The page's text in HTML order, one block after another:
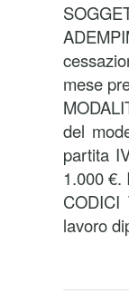
mese
del
partita
1.000 €.
lavoro